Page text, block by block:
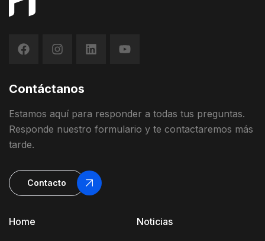
Home Noticias
Contáctanos
Estamos aquí para responder a todas tus preguntas.
Responde nuestro formulario y te contactaremos más
tarde.
Contacto